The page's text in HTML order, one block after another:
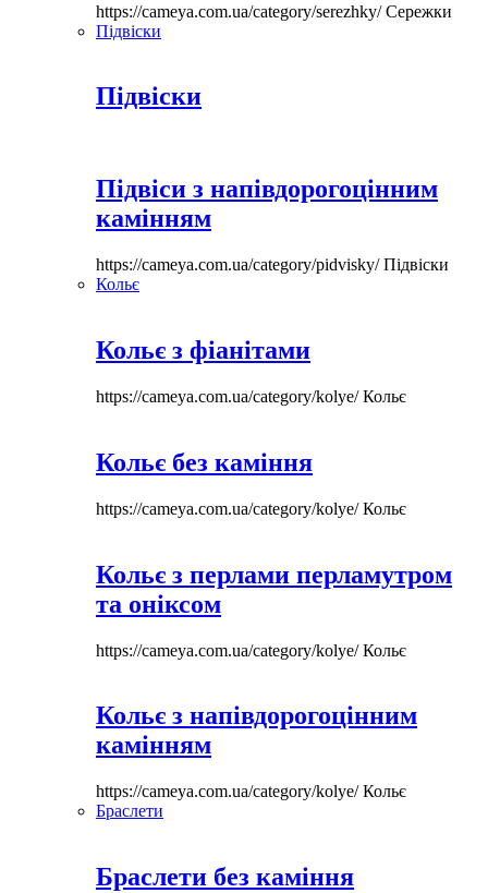
https://cameya.com.ua/category/serezhky/Сережки
Підвіски
Підвіски
Підвіси з напівдорогоцінним
камінням
https://cameya.com.ua/category/pidvisky/Підвіски
Кольє
Кольє з фіанітами
https://cameya.com.ua/category/kolye/Кольє
Кольє без каміння
https://cameya.com.ua/category/kolye/Кольє
Кольє з перлами перламутром
та оніксом
https://cameya.com.ua/category/kolye/Кольє
Кольє з напівдорогоцінним
камінням
https://cameya.com.ua/category/kolye/Кольє
Браслети
Браслети без каміння